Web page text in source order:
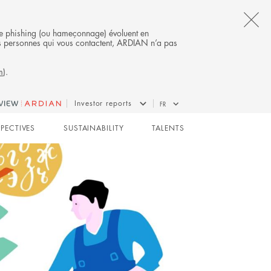
phishing (ou hameçonnage) évoluent en
qui vous contactent, ARDIAN n’a pas
).
Investor reports FR
SUSTAINABILITY TALENTS
GROWTH